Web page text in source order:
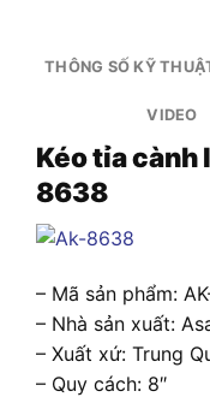
THÔNG SỐ KỸ
VIDEO
Kéo tỉa
8638
– Mã sản phẩm:
– Nhà sản xuất:
– Xuất xứ: Trung
– Quy cách: 8″